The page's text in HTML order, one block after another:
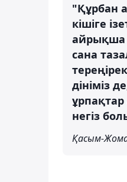
"Құрбан
кішіге
айрықша
сана
дініміз
негіз
Қасым-